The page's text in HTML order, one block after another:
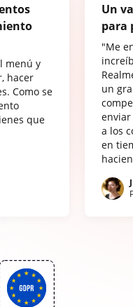
menú y
hacer
Como se
que
Un
para
"Me
un
a los
en